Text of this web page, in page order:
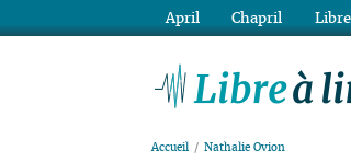
Accueil Nathalie Ovion
April Chapril